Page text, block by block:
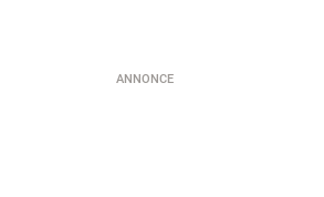
ANNONCE